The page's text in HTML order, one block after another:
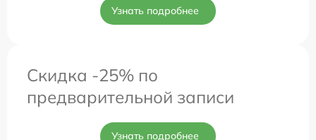
Узнать подробнее
Скидка -25% по
предварительной записи
Узнать подробнее